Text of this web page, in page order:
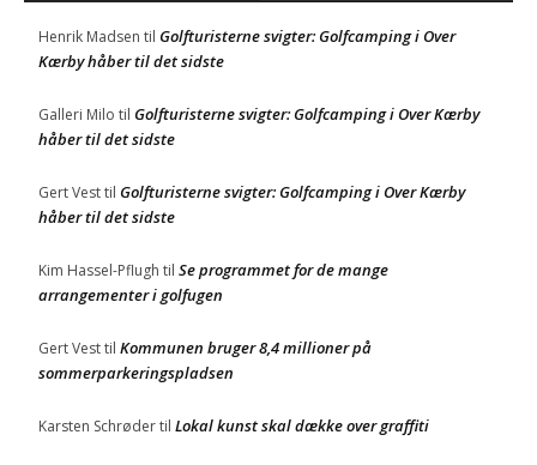
Henrik Madsen til Golfturisterne svigter: Golfcamping i Over
Kærby håber til det sidste
Galleri Milo til Golfturisterne svigter: Golfcamping i Over Kærby
håber til det sidste
Gert Vesttil Golfturisterne svigter: Golfcamping i Over Kærby
håber til det sidste
Kim Hassel-Pflugh til Se programmet for de mange
arrangementer i golfugen
Gert Vesttil Kommunen bruger 8,4 millioner på
sommerparkeringspladsen
Karsten Schrødertil Lokal kunst skal dække over graffiti